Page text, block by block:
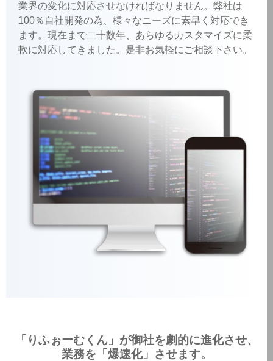
業界の変化に対応させなければなりません。弊社は
100％自社開発の為、様々なニーズに素早く対応でき
ます。現在まで二十数年、あらゆるカスタマイズに柔
軟に対応してきました。是非お気軽にご相談下さい。
「りふぉーむくん」が御社を劇的に進化させ、
業務を 「爆速化」 させます。